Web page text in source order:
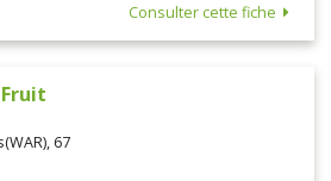
Consulter cette fiche
67